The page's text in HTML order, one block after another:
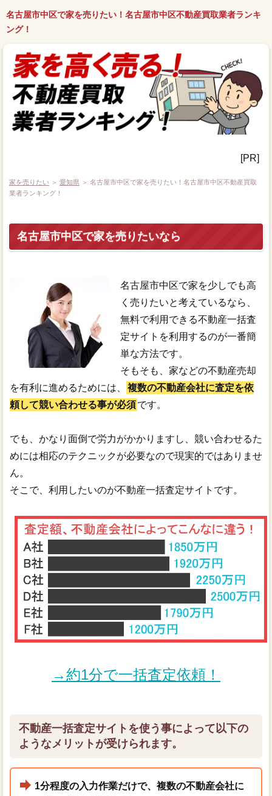
名古屋市中区で家を売りたい！名古屋市中区不動産買取業者ランキ
ング！
[PR]
家を売りたい ＞ 愛知県 ＞ 名古屋市中区で家を売りたい！名古屋市中区不動産買取
業者ランキング！
名古屋市中区で家を売りたいなら
名古屋市中区で家を少しでも高
く売りたいと考えているなら、
無料で利用できる不動産一括査
定サイトを利用するのが一番簡
単な方法です。
そもそも、家などの不動産売却
を有利に進めるためには、
複数の不動産会社に査定を依
頼して競い合わせる事が必須です。
でも、かなり面倒で労力がかかりますし、競い合わせるた
めには相応のテクニックが必要なので現実的ではありませ
ん。
そこで、利用したいのが不動産一括査定サイトです。
→約1分で一括査定依頼！
不動産一括査定サイトを使う事によって以下の
ようなメリットが受けられます。
1分程度の入力作業だけで、複数の不動産会社に